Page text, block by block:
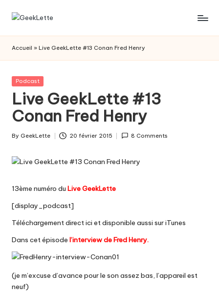
Skip
G
e
e
k
L
e
t
t
e
les
de
société
Accueil » Live GeekLette #13 Conan Fred Henry
Posted
Podcast
Live GeekLette #13
Conan Fred Henry
Posted
By GeekLette 20 février 2015 8 Comments
13ème numéro du Live GeekLette
[display_podcast]
Téléchargement direct ici et disponible aussi sur iTunes
Dans cet épisode l’interview de Fred Henry.
(je m’excuse d’avance pour le son assez bas, l’appareil est
neuf)